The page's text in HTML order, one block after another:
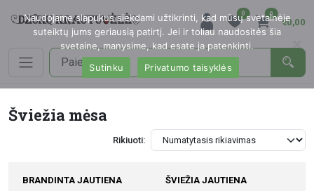
0 0
€0,00
Šviežia mėsa
Rikiuoti:
BRANDINTA JAUTIENA
ŠVIEŽIA JAUTIENA
Naudojame slapukus siekdami užtikrinti, kad mūsų svetainėje
suteiktų jums geriausią patirtį. Jei ir toliau naudositės šia
svetaine, manysime, kad esate ja patenkinti.
Sutinku
Privatumo taisyklės